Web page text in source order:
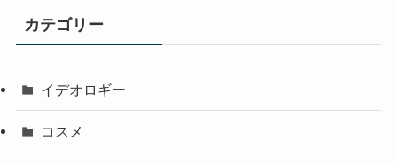
カテゴリー
イデオロギー
コスメ